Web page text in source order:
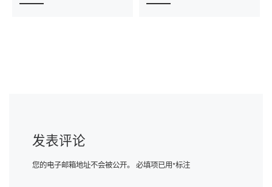
发表评论
您的电子邮箱地址不会被公开。 必填项已用*标注